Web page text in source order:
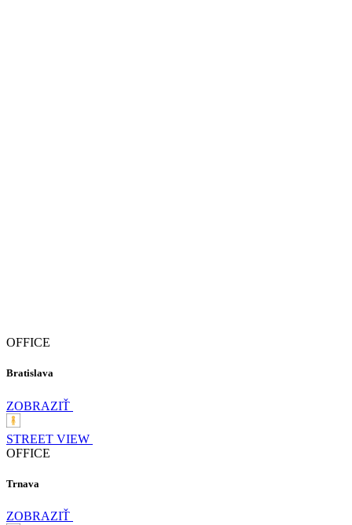
OFFICE
Bratislava
ZOBRAZIŤ
STREET VIEW
OFFICE
Trnava
ZOBRAZIŤ